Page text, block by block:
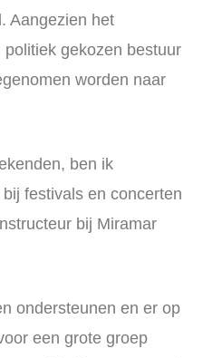
Aangezien het
gekozen bestuur
worden naar
ben ik
festivals en concerten
bij Miramar
ondersteunen en er op
een grote groep